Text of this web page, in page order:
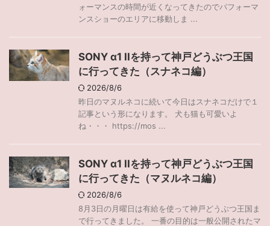
ォーマンスの時間が近くなってきたのでパフォーマ
ンスショーのエリアに移動しま ...
SONY α1 IIを持って神戸どうぶつ王国
に行ってきた（スナネコ編）
2026/8/6
昨日のマヌルネコに続いて今日はスナネコだけで１
記事という形になります。 犬も猫も可愛いよ
ね・・・ https://mos ...
SONY α1 IIを持って神戸どうぶつ王国
に行ってきた（マヌルネコ編）
2026/8/6
8月3日の月曜日は有給を使って神戸どうぶつ王国ま
で行ってきました。 一番の目的は一般公開されたマ